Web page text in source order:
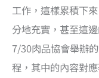
工作，這樣累積下
分地充實，甚至這
7/30肉品協會舉辦
程，其中的內容對